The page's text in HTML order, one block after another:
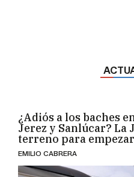
¿Adiós a los baches
Jerez y Sanlúcar? La
terreno para
EMILIO CABRERA